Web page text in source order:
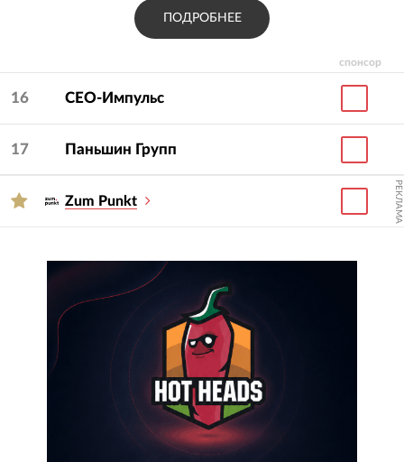
спонсор
ПОДРОБНЕЕ
16 СЕО-Импульс
17 Паньшин Групп
Zum Punkt РЕКЛАМА